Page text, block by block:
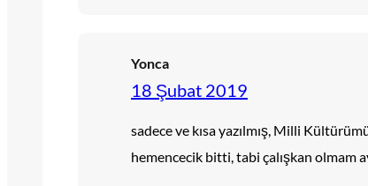
Yonca
18 Şubat 2019
sadece ve kısa yazılmış, Milli
hemencecik bitti, tabi çalışkan olmam